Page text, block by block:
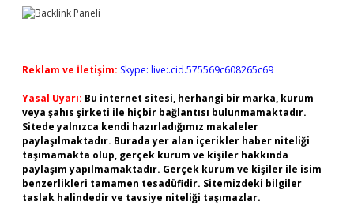
Reklam ve İletişim: Skype: live:.cid.575569c608265c69
Yasal Uyarı: Bu internet sitesi, herhangi bir marka, kurum
veya şahıs şirketi ile hiçbir bağlantısı bulunmamaktadır.
Sitede yalnızca kendi hazırladığımız makaleler
paylaşılmaktadır. Burada yer alan içerikler haber niteliği
taşımamakta olup, gerçek kurum ve kişiler hakkında
paylaşım yapılmamaktadır. Gerçek kurum ve kişiler ile isim
benzerlikleri tamamen tesadüfidir. Sitemizdeki bilgiler
taslak halindedir ve tavsiye niteliği taşımazlar.